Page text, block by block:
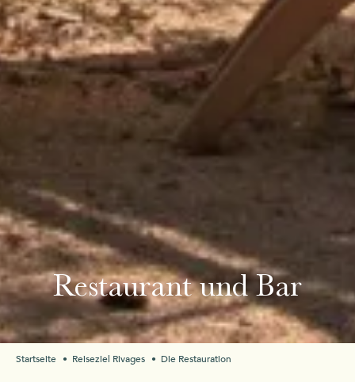
Restaurant und Bar
Startseite Reiseziel Rivages Die Restauration